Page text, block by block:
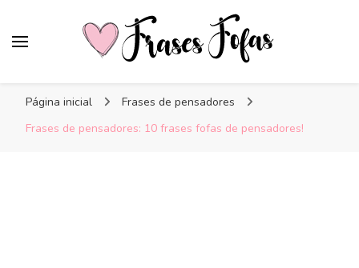
Página inicial
Frases de pensadores
Frases de pensadores: 10 frases fofas de pensadores!